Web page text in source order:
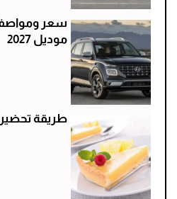
سعر
موديل 2027
طريقة تحضير